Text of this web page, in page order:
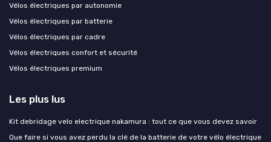
Vélos électriques par autonomie
Vélos électriques par batterie
Vélos électriques par cadre
Vélos électriques confort et sécurité
Vélos électriques premium
Les plus lus
Kit debridage velo electrique nakamura : tout ce que vous devez savoir
Que faire si vous avez perdu la clé de la batterie de votre vélo électrique